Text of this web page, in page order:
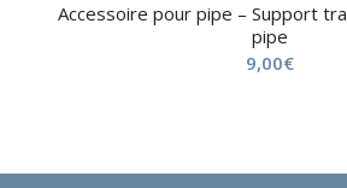
Accessoire pour pipe – Support
pipe
9,00€